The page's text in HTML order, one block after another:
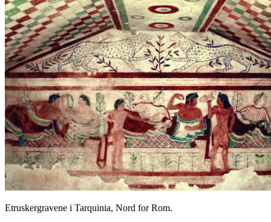
Etruskergravene i Tarquinia, Nord for Rom.